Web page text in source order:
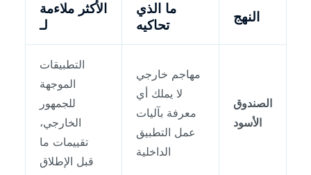
النهج
ما الذي
تحاكيه
الأكثر ملاءمة
لـ
الصندوق
الأسود
مهاجم خارجي
لا يملك أي
معرفة بآليات
عمل التطبيق
الداخلية
التطبيقات
الموجهة
للجمهور
الخارجي،
تقييمات ما
قبل الإطلاق